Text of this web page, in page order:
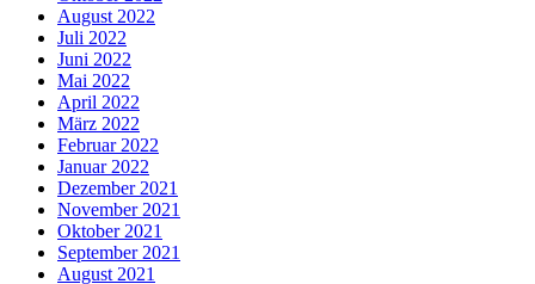
August 2022
Juli 2022
Juni 2022
Mai 2022
April 2022
März 2022
Februar 2022
Januar 2022
Dezember 2021
November 2021
Oktober 2021
September 2021
August 2021